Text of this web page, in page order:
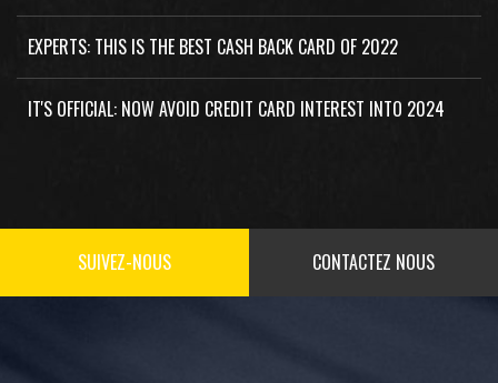
EXPERTS: THIS IS THE BEST CASH BACK CARD OF 2022
IT'S OFFICIAL: NOW AVOID CREDIT CARD INTEREST INTO 2024
SUIVEZ-NOUS CONTACTEZ NOUS